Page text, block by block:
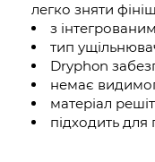
легко зняти
з
тип
Dryphon
немає
матеріал
підходить